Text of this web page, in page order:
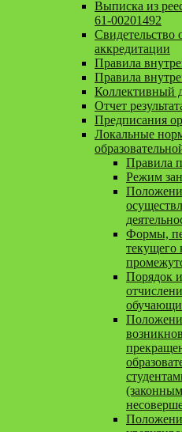
Выписка из
61-00201492
Свидетельство
аккредитации
Правила
Правила
Коллективный
Отчет
Предписания
Локальные
Правила
Режим
Формы,
текущего
Порядок